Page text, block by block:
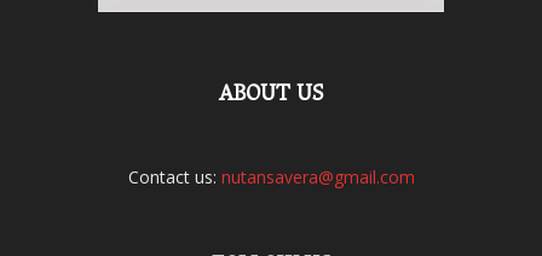
ABOUT US
Contact us: nutansavera@gmail.com